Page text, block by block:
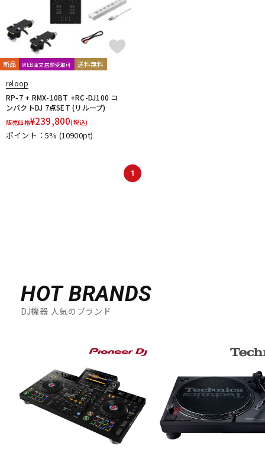
中古
新品 WEB注文店頭受取可 送料無料
reloop
RP-7 + RMX-10BT +RC-DJ100 コ
ンパクトDJ 7点SET (リループ)
販売価格¥239,800(税込)
ポイント：5% (10900pt)
1
HOT BRANDS
DJ機器 人気のブランド